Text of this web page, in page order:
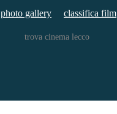
photo gallery classifica film
trova cinema lecco